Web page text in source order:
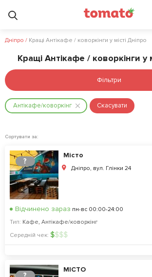
Дніпро / Кращі Антікафе / коворкінги у місті Дніпро
Кращі Антікафе / коворкінги у
Фільтри
Антікафе/коворкінг Скасувати
Сортувати за:
?
Місто
Дніпро, вул. Глінки 24
Відчинено зараз пн-вс 00:00-24:00
Тип: Кафе, Антікафе/коворкінг
Середній чек: $$$$
МІСТО